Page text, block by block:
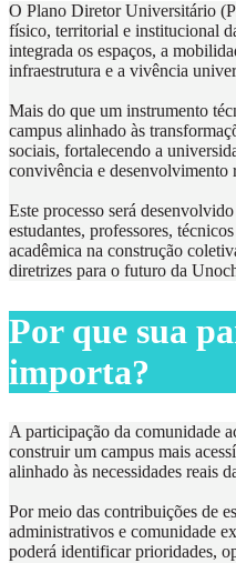
O Plano Diretor Universitário
físico, territorial e institucional
integrada os espaços, a
infraestrutura e a vivência
Mais do que um instrumento
campus alinhado às
sociais, fortalecendo a
convivência e desenvolvimento
Este processo será
estudantes, professores,
acadêmica na construção
diretrizes para o futuro da
Por que sua
importa?
A participação da comunidade
construir um campus mais
alinhado às necessidades reais
Por meio das contribuições de
administrativos e comunidade
poderá identificar prioridades,